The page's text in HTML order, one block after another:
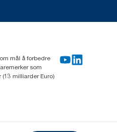
mål å forbedre
som
milliarder Euro)